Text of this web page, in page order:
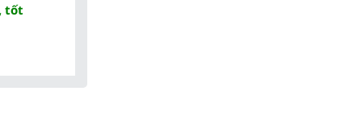
tốt